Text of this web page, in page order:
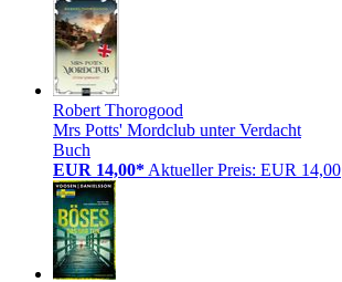
Robert Thorogood
Mrs Potts' Mordclub unter Verdacht
Buch
EUR 14,00* Aktueller Preis: EUR 14,00